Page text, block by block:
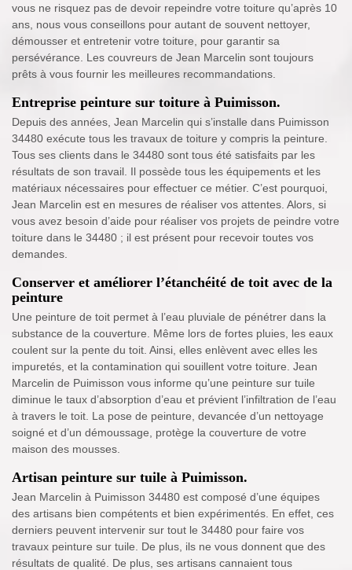
vous ne risquez pas de devoir repeindre votre toiture qu’après 10
ans, nous vous conseillons pour autant de souvent nettoyer,
démousser et entretenir votre toiture, pour garantir sa
persévérance. Les couvreurs de Jean Marcelin sont toujours
prêts à vous fournir les meilleures recommandations.
Entreprise peinture sur toiture à Puimisson.
Depuis des années, Jean Marcelin qui s’installe dans Puimisson
34480 exécute tous les travaux de toiture y compris la peinture.
Tous ses clients dans le 34480 sont tous été satisfaits par les
résultats de son travail. Il possède tous les équipements et les
matériaux nécessaires pour effectuer ce métier. C’est pourquoi,
Jean Marcelin est en mesures de réaliser vos attentes. Alors, si
vous avez besoin d’aide pour réaliser vos projets de peindre votre
toiture dans le 34480 ; il est présent pour recevoir toutes vos
demandes.
Conserver et améliorer l’étanchéité de toit avec de la
peinture
Une peinture de toit permet à l’eau pluviale de pénétrer dans la
substance de la couverture. Même lors de fortes pluies, les eaux
coulent sur la pente du toit. Ainsi, elles enlèvent avec elles les
impuretés, et la contamination qui souillent votre toiture. Jean
Marcelin de Puimisson vous informe qu’une peinture sur tuile
diminue le taux d’absorption d’eau et prévient l’infiltration de l’eau
à travers le toit. La pose de peinture, devancée d’un nettoyage
soigné et d’un démoussage, protège la couverture de votre
maison des mousses.
Artisan peinture sur tuile à Puimisson.
Jean Marcelin à Puimisson 34480 est composé d’une équipes
des artisans bien compétents et bien expérimentés. En effet, ces
derniers peuvent intervenir sur tout le 34480 pour faire vos
travaux peinture sur tuile. De plus, ils ne vous donnent que des
résultats de qualité. De plus, ses artisans cannaient tous